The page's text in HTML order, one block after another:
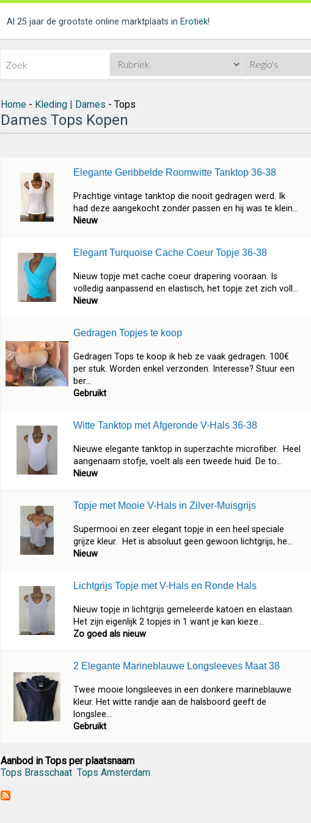
Al 25 jaar de grootste online marktplaats in Erotiek!
Home- Kleding | Dames - Tops
Dames Tops Kopen
Elegante Geribbelde Roomwitte Tanktop 36-38
Prachtige vintage tanktop die nooit gedragen werd. Ik
had deze aangekocht zonder passen en hij was te klein...
Nieuw
Elegant Turquoise Cache Coeur Topje 36-38
Nieuw topje met cache coeur drapering vooraan. Is
volledig aanpassend en elastisch, het topje zet zich voll...
Nieuw
Gedragen Topjes te koop
Gedragen Tops te koop ik heb ze vaak gedragen. 100€
per stuk. Worden enkel verzonden. Interesse? Stuur een
ber...
Gebruikt
Witte Tanktop met Afgeronde V-Hals 36-38
Nieuwe elegante tanktop in superzachte microfiber. Heel
aangenaam stofje, voelt als een tweede huid. De to...
Nieuw
Topje met Mooie V-Hals in Zilver-Muisgrijs
Supermooi en zeer elegant topje in een heel speciale
grijze kleur. Het is absoluut geen gewoon lichtgrijs, he...
Nieuw
Lichtgrijs Topje met V-Hals en Ronde Hals
Nieuw topje in lichtgrijs gemeleerde katoen en elastaan.
Het zijn eigenlijk 2 topjes in 1 want je kan kieze...
Zo goed als nieuw
2 Elegante Marineblauwe Longsleeves Maat 38
Twee mooie longsleeves in een donkere marineblauwe
kleur. Het witte randje aan de halsboord geeft de
longslee...
Gebruikt
Aanbod in Tops per plaatsnaam
Tops Brasschaat Tops Amsterdam